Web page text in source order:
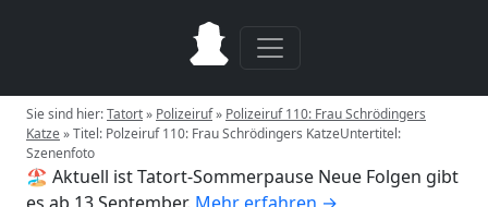
Sie sind hier:Tatort» Polizeiruf» Polizeiruf 110: Frau Schrödingers
Katze»Titel: Polzeiruf 110: Frau Schrödingers KatzeUntertitel:
Szenenfoto
🏖️ Aktuell ist Tatort-Sommerpause Neue Folgen gibt